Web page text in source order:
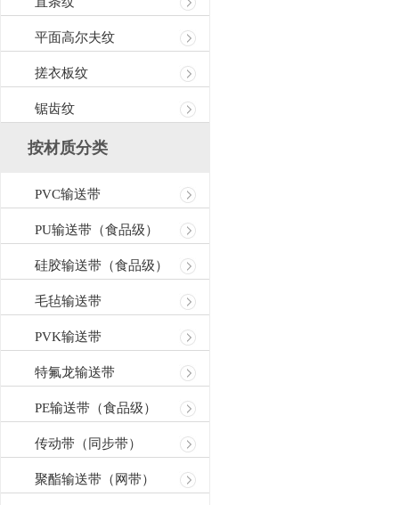
平面高尔夫纹
搓衣板纹
锯齿纹
按材质分类
PVC输送带
PU输送带（食品级）
硅胶输送带（食品级）
毛毡输送带
PVK输送带
特氟龙输送带
PE输送带（食品级）
传动带（同步带）
聚酯输送带（网带）